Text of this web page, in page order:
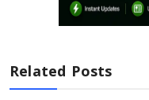
Related Posts